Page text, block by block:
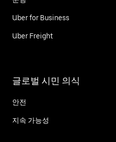
Uber for Business
Uber Freight
글로벌 시민 의식
안전
지속 가능성